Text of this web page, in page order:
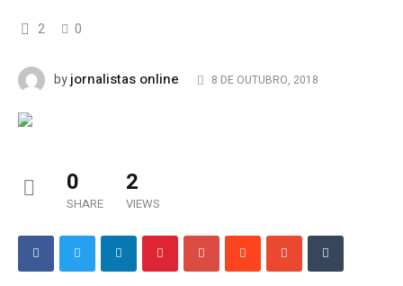
2 0
byjornalistas online 8 DE OUTUBRO, 2018
0
SHARE
2
VIEWS